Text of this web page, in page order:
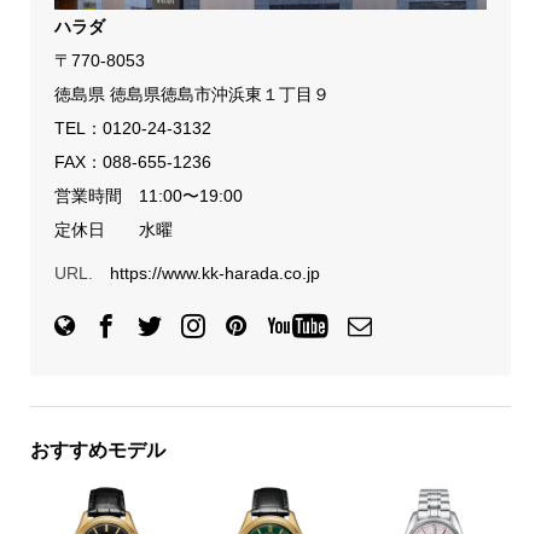
ハラダ
〒770-8053
徳島県 徳島県徳島市沖浜東１丁目９
TEL： 0120-24-3132
FAX：088-655-1236
営業時間 11:00〜19:00
定休日 水曜
URL. https://www.kk-harada.co.jp
おすすめモデル